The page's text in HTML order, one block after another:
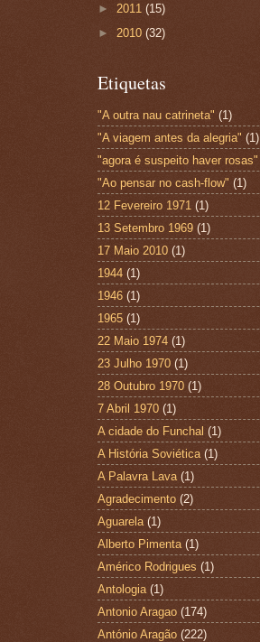
► 2011 (15)
► 2010 (32)
Etiquetas
"A outra nau catrineta" (1)
"A viagem antes da alegria" (1)
"agora é suspeito haver rosas"
"Ao pensar no cash-flow" (1)
12 Fevereiro 1971 (1)
13 Setembro 1969 (1)
17 Maio 2010 (1)
1944 (1)
1946 (1)
1965 (1)
22 Maio 1974 (1)
23 Julho 1970 (1)
28 Outubro 1970 (1)
7 Abril 1970 (1)
A cidade do Funchal (1)
A História Soviética (1)
A Palavra Lava (1)
Agradecimento (2)
Aguarela (1)
Alberto Pimenta (1)
Américo Rodrigues (1)
Antologia (1)
Antonio Aragao (174)
António Aragão (222)